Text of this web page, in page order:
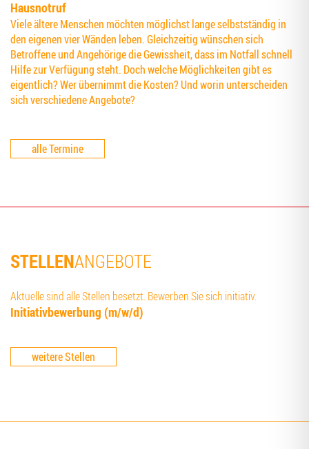
Hausnotruf
Viele ältere Menschen möchten möglichst lange selbstständig in
den eigenen vier Wänden leben. Gleichzeitig wünschen sich
Betroffene und Angehörige die Gewissheit, dass im Notfall schnell
Hilfe zur Verfügung steht. Doch welche Möglichkeiten gibt es
eigentlich? Wer übernimmt die Kosten? Und worin unterscheiden
sich verschiedene Angebote?
alle Termine
STELLENANGEBOTE
Aktuelle sind alle Stellen besetzt. Bewerben Sie sich initiativ.
Initia­tiv­be­wer­bung (m/w/d)
weitere Stellen